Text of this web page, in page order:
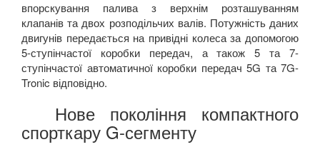
впорскування палива з верхнім розташуванням
клапанів та двох розподільчих валів. Потужність даних
двигунів передається на привідні колеса за допомогою
5-ступінчастої коробки передач, а також 5 та 7-
ступінчастої автоматичної коробки передач 5G та 7G-
Tronic відповідно.
Нове покоління компактного
спорткару G-сегменту